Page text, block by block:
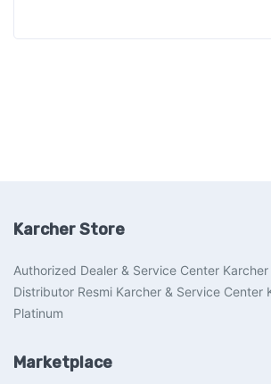
Karcher Store
Authorized Dealer & Service Center Karcher
Distributor Resmi Karcher & Service Center
Platinum
Marketplace